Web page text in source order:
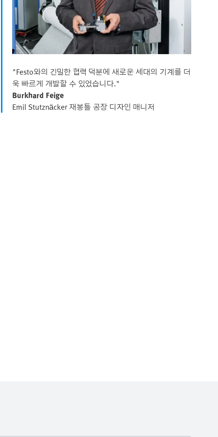
"Festo와의 긴밀한 협력 덕분에 새로운 세대의 기계를 더
욱 빠르게 개발할 수 있었습니다."
Burkhard Feige
Emil Stutznäcker 재봉틀 공장 디자인 매니저